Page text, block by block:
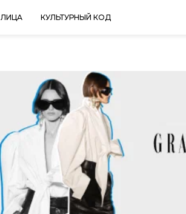
ЛИЦА КУЛЬТУРНЫЙ КОД